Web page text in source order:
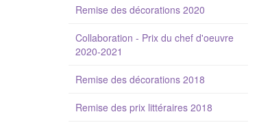
Remise des décorations 2020
Collaboration - Prix du chef d'oeuvre
2020-2021
Remise des décorations 2018
Remise des prix littéraires 2018